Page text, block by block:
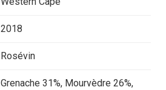
2018
Rosévin
Grenache 31%, Mourvèdre 26%,